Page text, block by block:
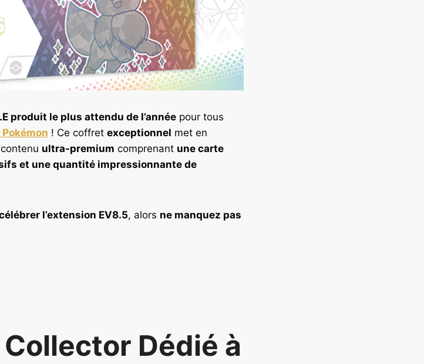
produit le plus attendu de l’année pour tous
Pokémon ! Ce coffret exceptionnel met en
ultra-premium comprenant une carte
et une quantité impressionnante de
l’extension EV8.5, alors ne manquez pas
Dédié à